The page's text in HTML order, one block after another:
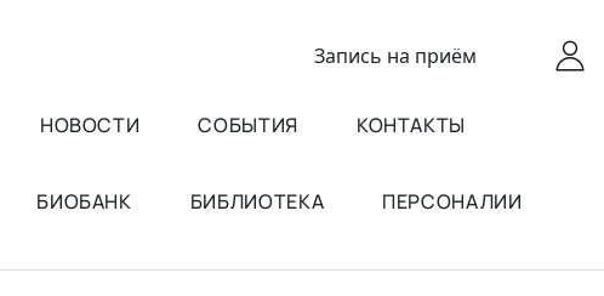
Запись на приём
НОВОСТИ СОБЫТИЯ КОНТАКТЫ
БИОБАНК БИБЛИОТЕКА ПЕРСОНАЛИИ